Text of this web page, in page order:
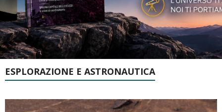
ESPLORAZIONE E ASTRONAUTICA